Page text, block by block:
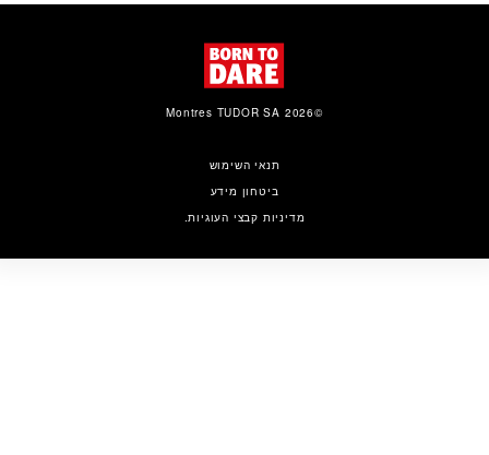
תנאי השימוש
ביטחון מידע
מדיניות קבצי העוגיות.
©2026 Montres TUDOR SA